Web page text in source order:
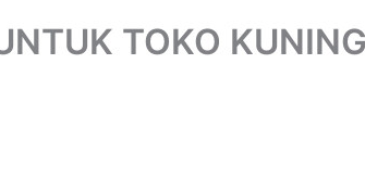
TOKO